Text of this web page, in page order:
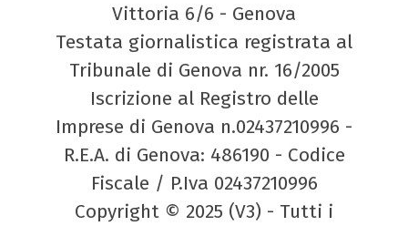
Vittoria 6/6 - Genova
Testata giornalistica registrata al
Tribunale di Genova nr. 16/2005
Iscrizione al Registro delle
Imprese di Genova n.02437210996 -
R.E.A. di Genova: 486190 - Codice
Fiscale / P.Iva 02437210996
Copyright © 2025 (V3) - Tutti i